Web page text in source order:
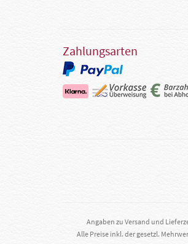
Zahlungsarten
Angaben zu Versand und
Alle Preise inkl. der gesetzl.